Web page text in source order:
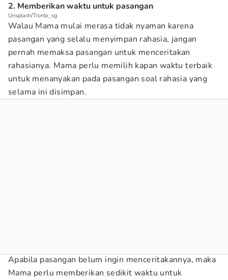
2. Memberikan waktu untuk pasangan
Unsplash/Tronle_sg
Walau Mama mulai merasa tidak nyaman karena
pasangan yang selalu menyimpan rahasia, jangan
pernah memaksa pasangan untuk menceritakan
rahasianya. Mama perlu memilih kapan waktu terbaik
untuk menanyakan pada pasangan soal rahasia yang
selama ini disimpan.
Apabila pasangan belum ingin menceritakannya, maka
Mama perlu memberikan sedikit waktu untuk